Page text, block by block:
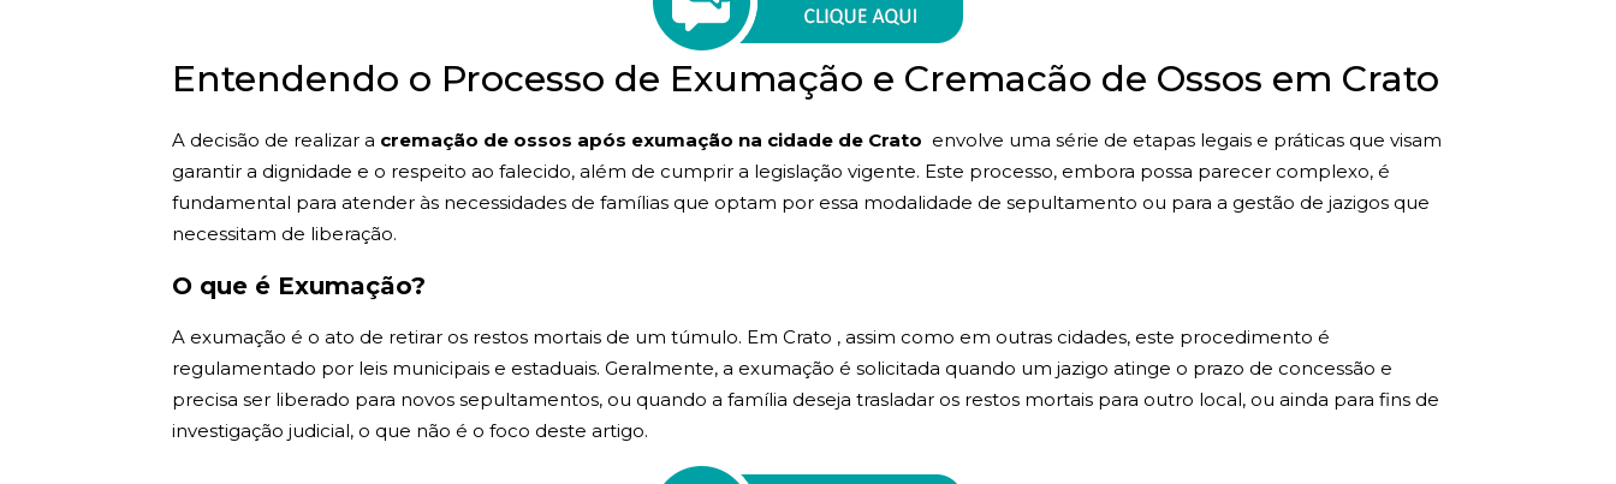
Entendendo o Processo de Exumação e Cremacão de Ossos em Crato
A decisão de realizar a cremação de ossos após exumação na cidade de Crato envolve uma série de etapas legais e práticas que visam
garantir a dignidade e o respeito ao falecido, além de cumprir a legislação vigente. Este processo, embora possa parecer complexo, é
fundamental para atender às necessidades de famílias que optam por essa modalidade de sepultamento ou para a gestão de jazigos que
necessitam de liberação.
O que é Exumação?
A exumação é o ato de retirar os restos mortais de um túmulo. Em Crato , assim como em outras cidades, este procedimento é
regulamentado por leis municipais e estaduais. Geralmente, a exumação é solicitada quando um jazigo atinge o prazo de concessão e
precisa ser liberado para novos sepultamentos, ou quando a família deseja trasladar os restos mortais para outro local, ou ainda para fins de
investigação judicial, o que não é o foco deste artigo.